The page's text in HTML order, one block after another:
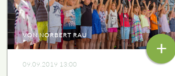
VON NORBERT RAU
09.09.2019 13:00
+